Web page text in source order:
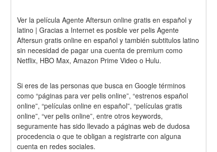
Ver la película Agente Aftersun online gratis en español y
latino | Gracias a Internet es posible ver pelis Agente
Aftersun gratis online en español y también subtitulos latino
sin necesidad de pagar una cuenta de premium como
Netflix, HBO Max, Amazon Prime Video o Hulu.
Si eres de las personas que busca en Google términos
como “páginas para ver pelis online”, “estrenos español
online”, “películas online en español”, “películas gratis
online”, “ver pelis online”, entre otros keywords,
seguramente has sido llevado a páginas web de dudosa
procedencia o que te obligan a registrarte con alguna
cuenta en redes sociales.